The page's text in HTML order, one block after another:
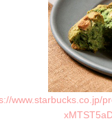
www.starbucks.co.jp/